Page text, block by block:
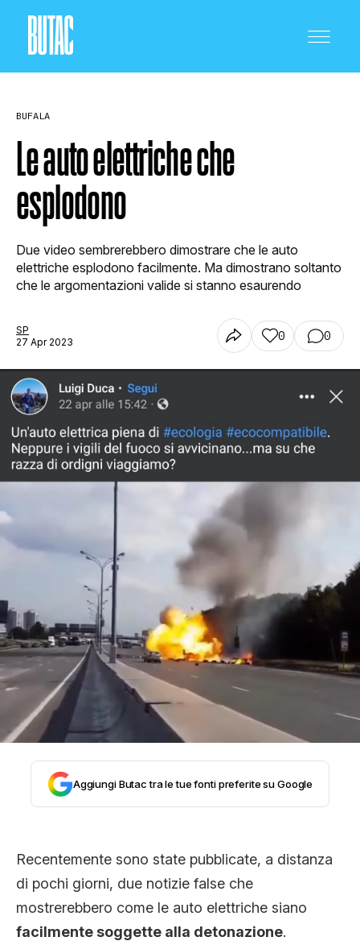
CRONACA E POLITICA
SCIENZA E TECNOLOGIA
SALUTE E MEDICINA
STORIA E CITAZIONI
INTRATTENIMENTO
COMPLOTTI, LEGGENDE URBANE ED
EVERGREEN
EDITORIALI
TRUFFE E SOCIAL NETWORK
CLIMA ED ENERGIA
CONTATTI
CHI SIAMO
BUFALA
Le auto elettriche che
esplodono
Due video sembrerebbero dimostrare che le auto
elettriche esplodono facilmente. Ma dimostrano soltanto
che le argomentazioni valide si stanno esaurendo
SP
27 Apr 2023
0 0
Aggiungi Butac tra le tue fonti preferite su Google
Recentemente sono state pubblicate, a distanza
di pochi giorni, due notizie false che
mostrerebbero come le auto elettriche siano
facilmente soggette alla detonazione.